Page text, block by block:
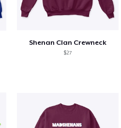
Shenan Clan Crewneck
$27